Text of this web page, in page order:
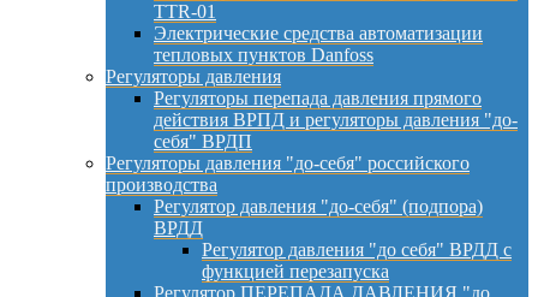
TTR-01
Электрические средства автоматизации
тепловых пунктов Danfoss
Регуляторы давления
Регуляторы перепада давления прямого
действия ВРПД и регуляторы давления "до-
себя" ВРДП
Регуляторы давления "до-себя" российского
производства
Регулятор давления "до-себя" (подпора)
ВРДД
Регулятор давления "до себя" ВРДД с
функцией перезапуска
Регулятор ПЕРЕПАДА ДАВЛЕНИЯ "до